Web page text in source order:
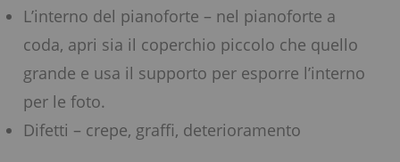
L’interno del pianoforte – nel pianoforte a
coda, apri sia il coperchio piccolo che quello
grande e usa il supporto per esporre l’interno
per le foto.
Difetti – crepe, graffi, deterioramento